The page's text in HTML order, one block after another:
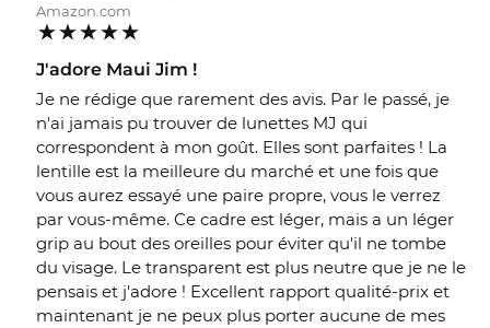
Amazon.com
J'adore Maui Jim !
Je ne rédige que rarement des avis. Par le passé, je
n'ai jamais pu trouver de lunettes MJ qui
correspondent à mon goût. Elles sont parfaites ! La
lentille est la meilleure du marché et une fois que
vous aurez essayé une paire propre, vous le verrez
par vous-même. Ce cadre est léger, mais a un léger
grip au bout des oreilles pour éviter qu'il ne tombe
du visage. Le transparent est plus neutre que je ne le
pensais et j'adore ! Excellent rapport qualité-prix et
maintenant je ne peux plus porter aucune de mes